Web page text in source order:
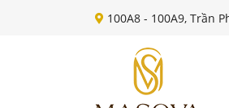
100A8 - 100A9, Trần